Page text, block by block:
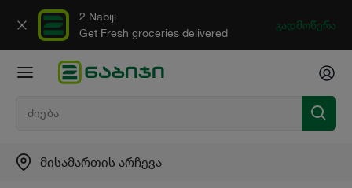
2 Nabiji
Get Fresh groceries delivered
გადმოწერა
მისამართის არჩევა